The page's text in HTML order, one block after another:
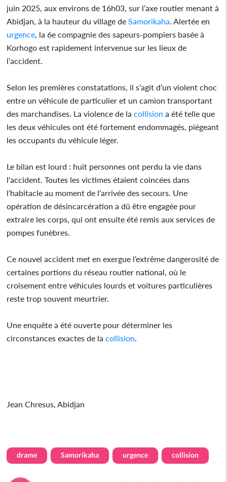
juin 2025, aux environs de 16h03, sur l’axe routier menant à
Abidjan, à la hauteur du village deSamorikaha. Alertée en
urgence, la 6e compagnie des sapeurs-pompiers basée à
Korhogo est rapidement intervenue sur les lieux de
l’accident.
Selon les premières constatations, il s’agit d’un violent choc
entre un véhicule de particulier et un camion transportant
des marchandises. La violence de lacollision a été telle que
les deux véhicules ont été fortement endommagés, piégeant
les occupants du véhicule léger.
Le bilan est lourd : huit personnes ont perdu la vie dans
l'accident. Toutes les victimes étaient coincées dans
l’habitacle au moment de l’arrivée des secours. Une
opération de désincarcération a dû être engagée pour
extraire les corps, qui ont ensuite été remis aux services de
pompes funèbres.
Ce nouvel accident met en exergue l’extrême dangerosité de
certaines portions du réseau routier national, où le
croisement entre véhicules lourds et voitures particulières
reste trop souvent meurtrier.
Une enquête a été ouverte pour déterminer les
circonstances exactes de lacollision.
Jean Chresus, Abidjan
drame Samorikaha urgence collision